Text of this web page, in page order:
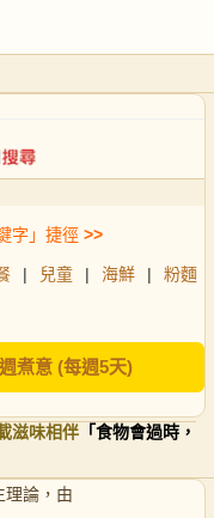
字」捷徑 >>
| 兒童 | 海鮮 |
粉麵
煮意 (每週5天)
滋味相伴 「食物會過時，
理論，由